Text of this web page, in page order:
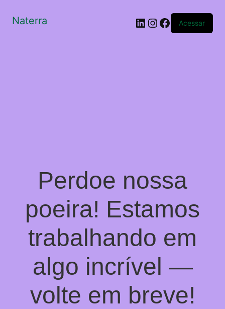
Naterra LinkedIn
Instagram
Facebook
Acessar
Perdoe nossa
poeira! Estamos
trabalhando em
algo incrível —
volte em breve!